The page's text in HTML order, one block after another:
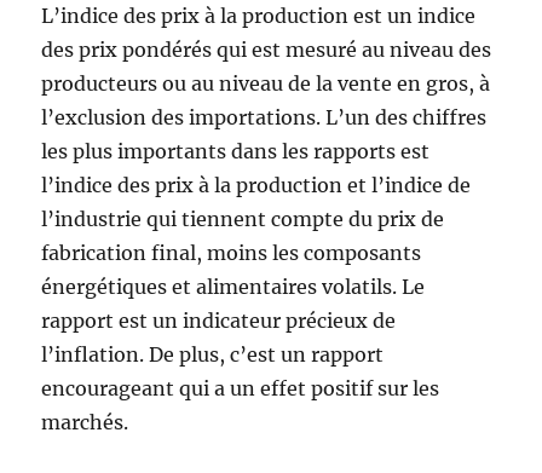
L’indice des prix à la production est un indice
des prix pondérés qui est mesuré au niveau des
producteurs ou au niveau de la vente en gros, à
l’exclusion des importations. L’un des chiffres
les plus importants dans les rapports est
l’indice des prix à la production et l’indice de
l’industrie qui tiennent compte du prix de
fabrication final, moins les composants
énergétiques et alimentaires volatils. Le
rapport est un indicateur précieux de
l’inflation. De plus, c’est un rapport
encourageant qui a un effet positif sur les
marchés.